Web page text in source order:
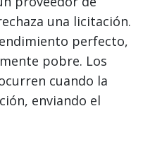
una licitación.
perfecto,
pobre. Los
cuando la
enviando el